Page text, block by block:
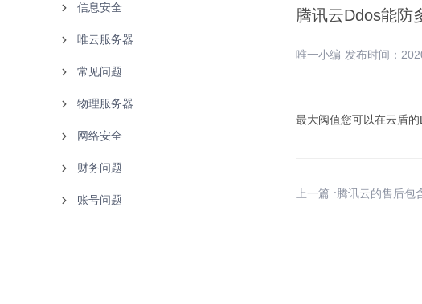
信息安全
备案中心
实名认证
白名单
唯云服务器
使用说明
故障处理
购买指南
常见问题
文档下载
联系客服
产品知识
唯云
物理服务器
使用说明
故障处理
网络安全
产品介绍
使用说明
财务问题
付款方式
账号问题
腾讯云Ddos能防
唯一小编 发布时间：
最大阀值您可以在云盾
上一篇 :腾讯云的售后包